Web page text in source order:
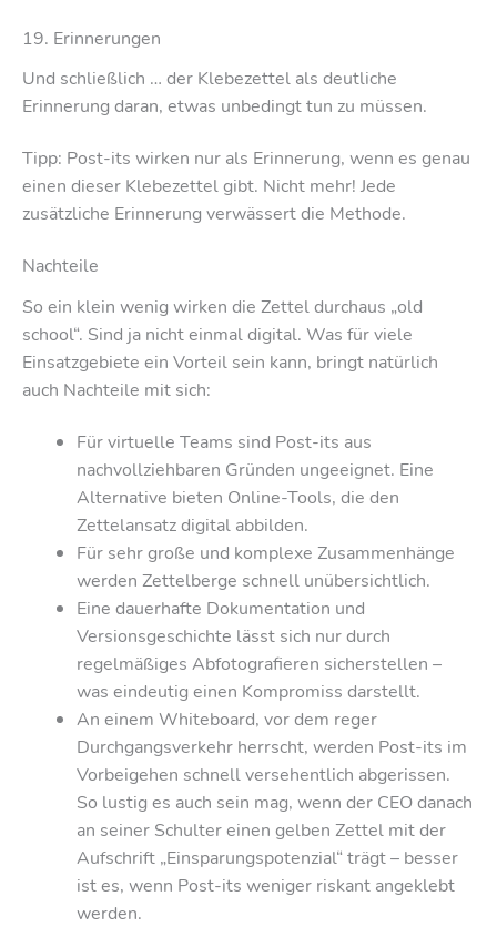
19. Erinnerungen
Und schließlich … der Klebezettel als deutliche
Erinnerung daran, etwas unbedingt tun zu müssen.
Tipp: Post-its wirken nur als Erinnerung, wenn es genau
einen dieser Klebezettel gibt. Nicht mehr! Jede
zusätzliche Erinnerung verwässert die Methode.
Nachteile
So ein klein wenig wirken die Zettel durchaus „old
school“. Sind ja nicht einmal digital. Was für viele
Einsatzgebiete ein Vorteil sein kann, bringt natürlich
auch Nachteile mit sich:
Für virtuelle Teams sind Post-its aus
nachvollziehbaren Gründen ungeeignet. Eine
Alternative bieten Online-Tools, die den
Zettelansatz digital abbilden.
Für sehr große und komplexe Zusammenhänge
werden Zettelberge schnell unübersichtlich.
Eine dauerhafte Dokumentation und
Versionsgeschichte lässt sich nur durch
regelmäßiges Abfotografieren sicherstellen –
was eindeutig einen Kompromiss darstellt.
An einem Whiteboard, vor dem reger
Durchgangsverkehr herrscht, werden Post-its im
Vorbeigehen schnell versehentlich abgerissen.
So lustig es auch sein mag, wenn der CEO danach
an seiner Schulter einen gelben Zettel mit der
Aufschrift „Einsparungspotenzial“ trägt – besser
ist es, wenn Post-its weniger riskant angeklebt
werden.